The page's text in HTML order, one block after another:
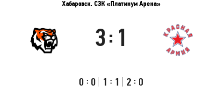
Хабаровск. СЗК «Платинум Арена»
Амурские
Тигры
3 : 1
Первый
тайм
0 : 0
Второй
тайм
1 : 1
Третий
тайм
2 : 0
Красная
Армия